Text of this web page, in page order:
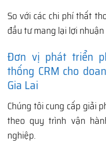
So với các chi phí thất
đầu tư mang lại lợi
Đơn vị phát triển
thống CRM cho
Gia Lai
Chúng tôi cung cấp giải
theo quy trình vận
nghiệp.